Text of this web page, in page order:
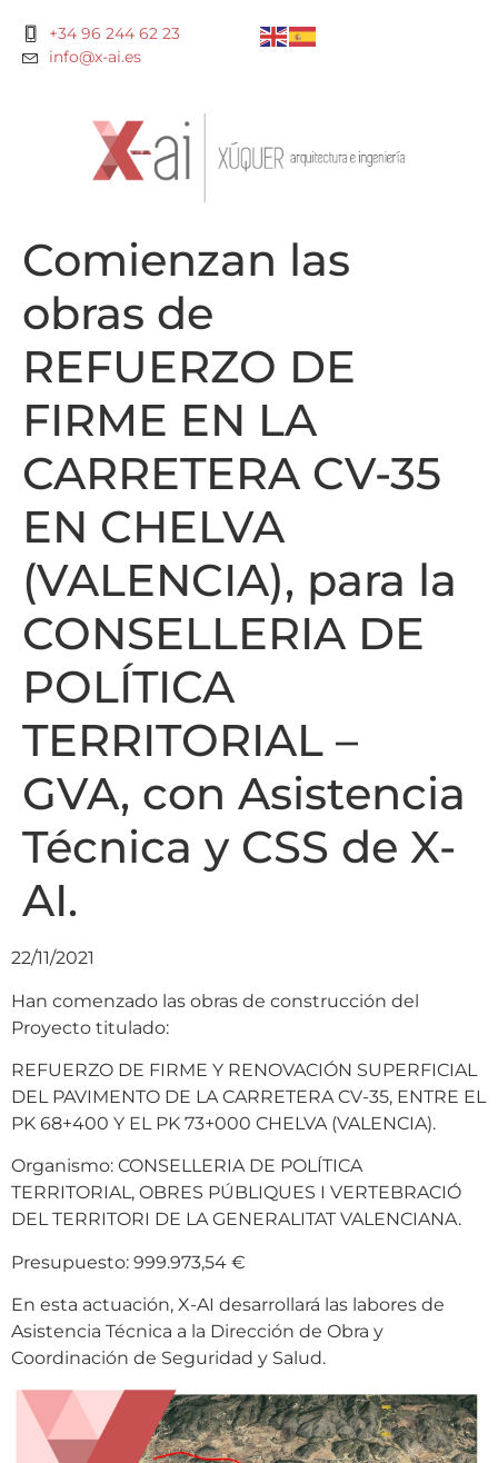
+34 96 244 62 23
info@x-ai.es
Comienzan las
obras de
REFUERZO DE
FIRME EN LA
CARRETERA CV-35
EN CHELVA
(VALENCIA), para la
CONSELLERIA DE
POLÍTICA
TERRITORIAL –
GVA, con Asistencia
Técnica y CSS de X-
AI.
22/11/2021
Han comenzado las obras de construcción del
Proyecto titulado:
REFUERZO DE FIRME Y RENOVACIÓN SUPERFICIAL
DEL PAVIMENTO DE LA CARRETERA CV-35, ENTRE EL
PK 68+400 Y EL PK 73+000 CHELVA (VALENCIA).
Organismo: CONSELLERIA DE POLÍTICA
TERRITORIAL, OBRES PÚBLIQUES I VERTEBRACIÓ
DEL TERRITORI DE LA GENERALITAT VALENCIANA.
Presupuesto: 999.973,54 €
En esta actuación, X-AI desarrollará las labores de
Asistencia Técnica a la Dirección de Obra y
Coordinación de Seguridad y Salud.